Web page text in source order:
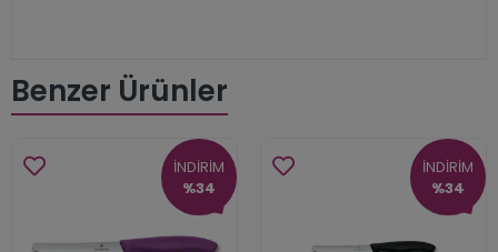
Benzer Ürünler
İNDİRİM
%34
İNDİRİM
%34